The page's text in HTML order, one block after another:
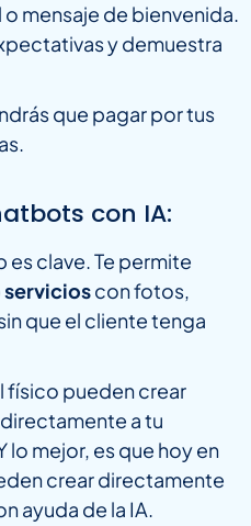
o mensaje de bienvenida.
y demuestra
que pagar por tus
con IA:
es clave. Te permite
servicioscon fotos,
que el cliente tenga
físico pueden crear
a tu
lo mejor, es que hoy en
crear directamente
ayuda de la IA.